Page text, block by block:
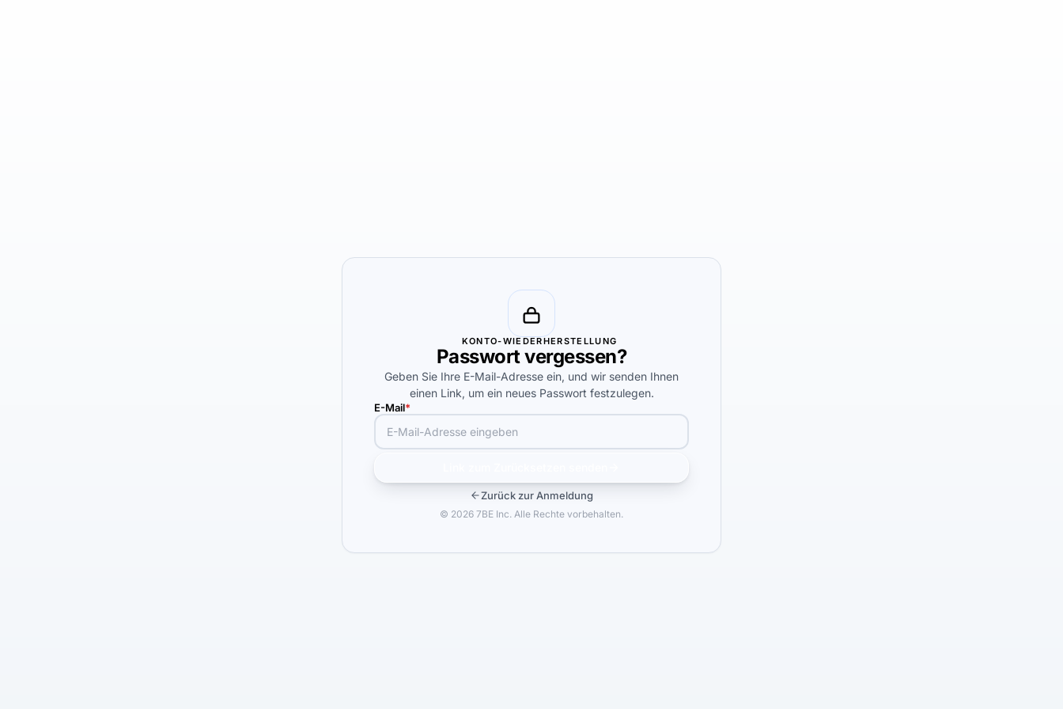
KONTO-WIEDERHERSTELLUNG
Passwort vergessen?
Geben Sie Ihre E-Mail-Adresse ein, und wir senden Ihnen
einen Link, um ein neues Passwort festzulegen.
E-Mail*
Zurück zur Anmeldung
© 2026 7BE Inc. Alle Rechte vorbehalten.